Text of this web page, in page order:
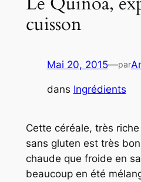
cuisson
Mai 20, 2015—par
dans Ingrédients
Cette céréale, très
sans gluten est très
chaude que froide en
beaucoup en été